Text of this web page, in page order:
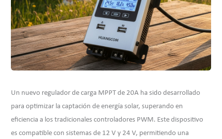
Un nuevo regulador de carga MPPT de 20A ha sido desarrollado
para optimizar la captación de energía solar, superando en
eficiencia a los tradicionales controladores PWM. Este dispositivo
es compatible con sistemas de 12 V y 24 V, permitiendo una